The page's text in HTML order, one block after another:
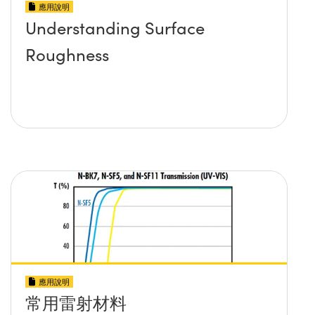
應用說明
Understanding Surface
Roughness
應用說明
常用雷射材料